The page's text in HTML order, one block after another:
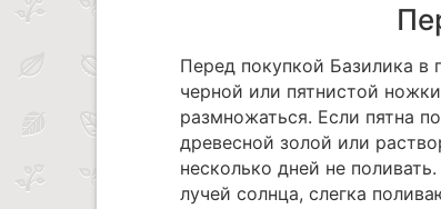
Перед покупкой Базилика в
черной или пятнистой
размножаться. Если пятна
древесной золой или
несколько дней не
лучей солнца, слегка